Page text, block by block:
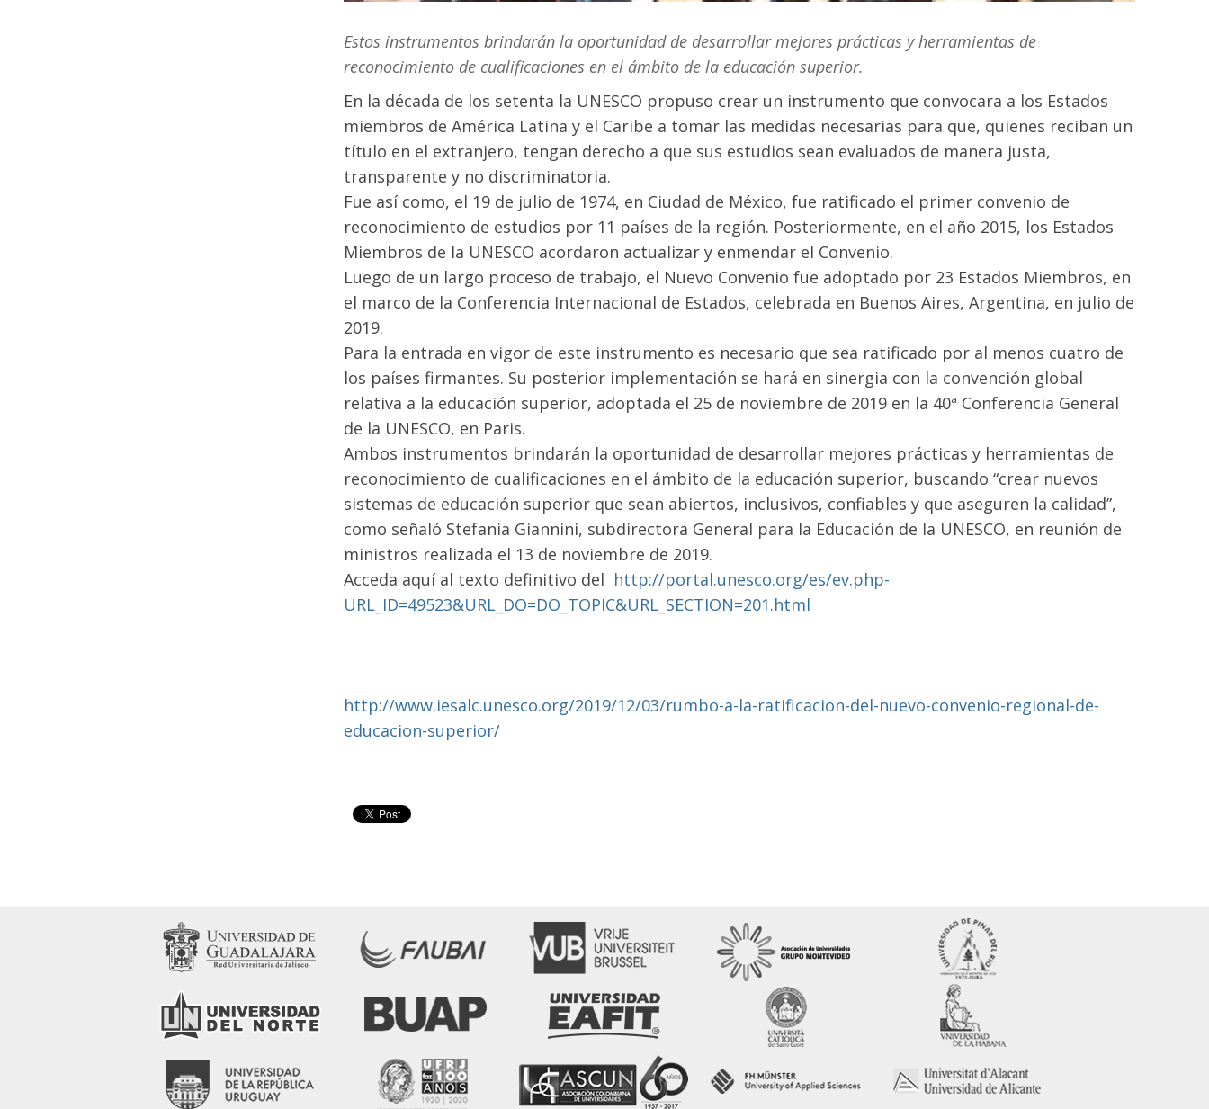
Estos instrumentos brindarán la oportunidad de desarrollar mejores prácticas y herramientas de
reconocimiento de cualificaciones en el ámbito de la educación superior.
En la década de los setenta la UNESCO propuso crear un instrumento que convocara a los Estados
miembros de América Latina y el Caribe a tomar las medidas necesarias para que, quienes reciban un
título en el extranjero, tengan derecho a que sus estudios sean evaluados de manera justa,
transparente y no discriminatoria.
Fue así como, el 19 de julio de 1974, en Ciudad de México, fue ratificado el primer convenio de
reconocimiento de estudios por 11 países de la región. Posteriormente, en el año 2015, los Estados
Miembros de la UNESCO acordaron actualizar y enmendar el Convenio.
Luego de un largo proceso de trabajo, el Nuevo Convenio fue adoptado por 23 Estados Miembros, en
el marco de la Conferencia Internacional de Estados, celebrada en Buenos Aires, Argentina, en julio de
2019.
Para la entrada en vigor de este instrumento es necesario que sea ratificado por al menos cuatro de
los países firmantes. Su posterior implementación se hará en sinergia con la convención global
relativa a la educación superior, adoptada el 25 de noviembre de 2019 en la 40ª Conferencia General
de la UNESCO, en Paris.
Ambos instrumentos brindarán la oportunidad de desarrollar mejores prácticas y herramientas de
reconocimiento de cualificaciones en el ámbito de la educación superior, buscando “crear nuevos
sistemas de educación superior que sean abiertos, inclusivos, confiables y que aseguren la calidad”,
como señaló Stefania Giannini, subdirectora General para la Educación de la UNESCO, en reunión de
ministros realizada el 13 de noviembre de 2019.
Acceda aquí al texto definitivo del http://portal.unesco.org/es/ev.php-
URL_ID=49523&URL_DO=DO_TOPIC&URL_SECTION=201.html
http://www.iesalc.unesco.org/2019/12/03/rumbo-a-la-ratificacion-del-nuevo-convenio-regional-de-
educacion-superior/